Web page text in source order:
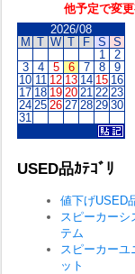
他予定で変更
2026/08
M T W T F S S
1
2
3
4 5 6 7 8
9
10 11 12 13 14 15 16
17 18 19 20 21 22 23
24 25 26 27 28 29 30
31
USED品ｶﾃｺﾞﾘ
値下げUSED
スピーカーシ
テム
スピーカーユ
ット